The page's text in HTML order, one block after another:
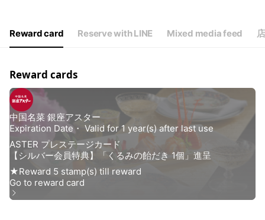
Reward card Reserve with LINE Mixed media feed
Reward cards